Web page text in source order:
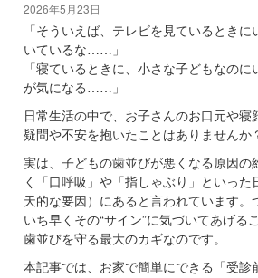
2026年5月23日
「そういえば、テレビを見ているとき
いているな……」
「寝ているときに、小さな子どもなの
が気になる……」
日常生活の中で、お子さんのお口元や寝
疑問や不安を抱いたことはありませんか
実は、子どもの歯並びが悪くなる原因の
く「口呼吸」や「指しゃぶり」といった
天的な要因）にあると言われています。
いち早くその“サイン”に気づいてあげる
歯並びを守る最大のカギなのです。
本記事では、お家で簡単にできる「受診